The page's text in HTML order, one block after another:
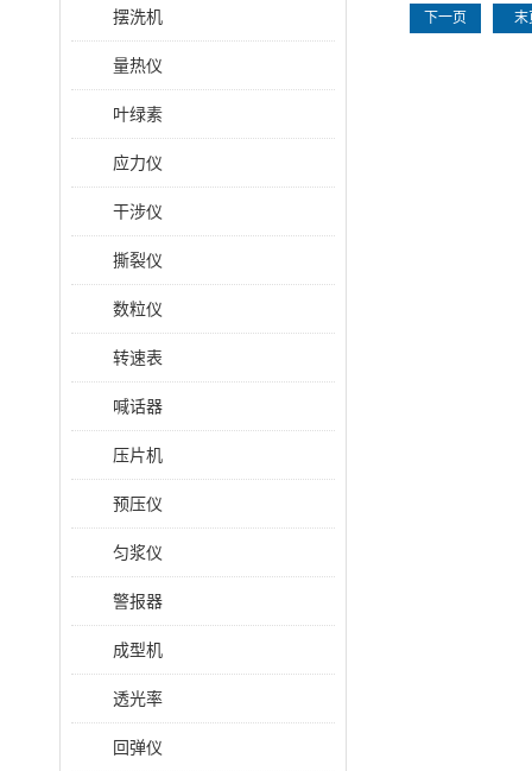
摆洗机
量热仪
叶绿素
应力仪
干涉仪
撕裂仪
数粒仪
转速表
喊话器
压片机
预压仪
匀浆仪
警报器
成型机
透光率
回弹仪
下一页 末